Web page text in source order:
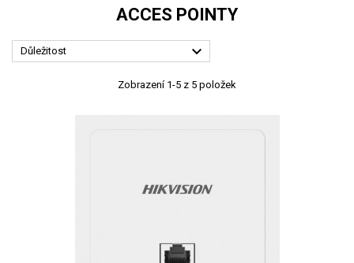
ACCES POINTY
Důležitost 
Zobrazení 1-5 z 5 položek